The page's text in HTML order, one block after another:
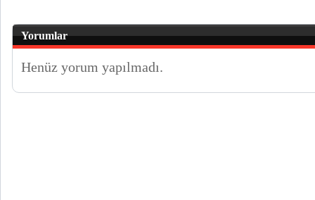
Yorumlar
Henüz yorum yapılmadı.